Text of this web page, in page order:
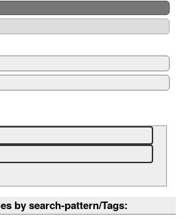
by search-pattern/Tags: